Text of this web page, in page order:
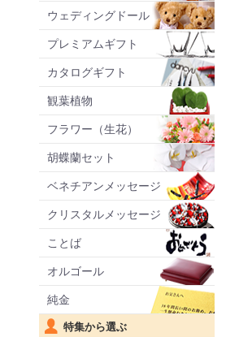
ウェディングドール
プレミアムギフト
カタログギフト
観葉植物
フラワー（生花）
胡蝶蘭セット
ベネチアンメッセージ
クリスタルメッセージ
ことば
オルゴール
純金
特集から選ぶ